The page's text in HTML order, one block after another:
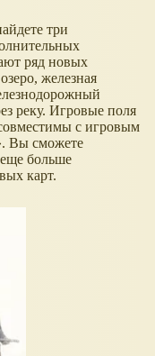
три
ряд новых
железная
реку. Игровые поля
с игровым
. Вы сможете
больше
карт.